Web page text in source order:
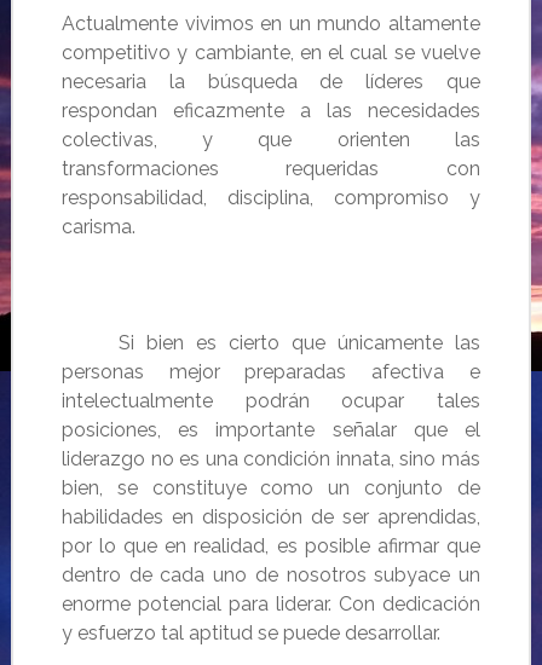
Actualmente vivimos en un mundo altamente
competitivo y cambiante, en el cual se vuelve
necesaria la búsqueda de líderes que
respondan eficazmente a las necesidades
colectivas, y que orienten las
transformaciones requeridas con
responsabilidad, disciplina, compromiso y
carisma.
Si bien es cierto que únicamente las
personas mejor preparadas afectiva e
intelectualmente
podrán ocupar tales
posiciones, es importante señalar que el
liderazgo no es una condición innata, sino más
bien, se constituye como un conjunto de
habilidades en disposición de ser aprendidas,
por lo que en realidad, es posible afirmar que
dentro de cada uno de nosotros subyace un
enorme potencial para liderar. Con dedicación
y esfuerzo tal aptitud se puede desarrollar.